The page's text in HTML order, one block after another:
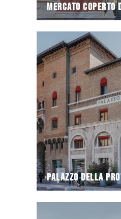
Mercato Coperto
Palazzo della
Palazzo della
Affacciato sulla
PALAZZO DELLA
pubblici più
cambiamenti